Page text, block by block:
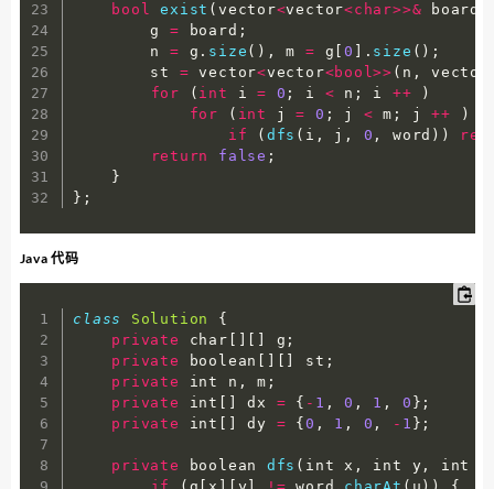
bool exist ( vector<vector<char>>& board
        g
= board ;
        n
= g . size ( ) , m = g [0 . size ( ) ;
        st
= vector<vector<bool>> ( n , vector
for
( int i = 0 ; i < n ; i ++
)
for
( int j = 0 ; j < m ; j ++
)
if
( dfs ( i , j , 0 , word ) )
return
false ;
}
} ;
Java 代码
class Solution
{
private
char g ;
private
boolean st ;
private
int n , m ;
private
int dx = { - 1 , 0 , 1 , 0 } ;
private
int dy = { 0 , 1 , 0 , - 1 } ;
private boolean dfs ( int x , int y , int u